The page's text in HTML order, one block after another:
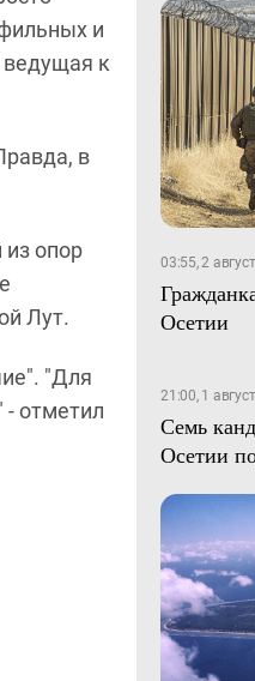
и
ведущая к
в
опор
Лут.
"Для
- отметил
03:55, 2
Осетии
21:00, 1
Семь
Осетии